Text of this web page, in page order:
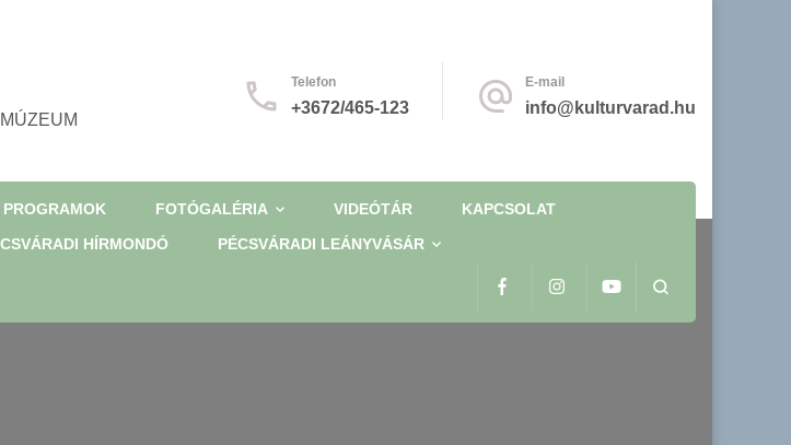
Telefon
+3672/465-123
E-mail
info@kulturvarad.hu
PROGRAMOK FOTÓGALÉRIA VIDEÓTÁR
KAPCSOLAT
HÍRMONDÓ PÉCSVÁRADI LEÁNYVÁSÁR